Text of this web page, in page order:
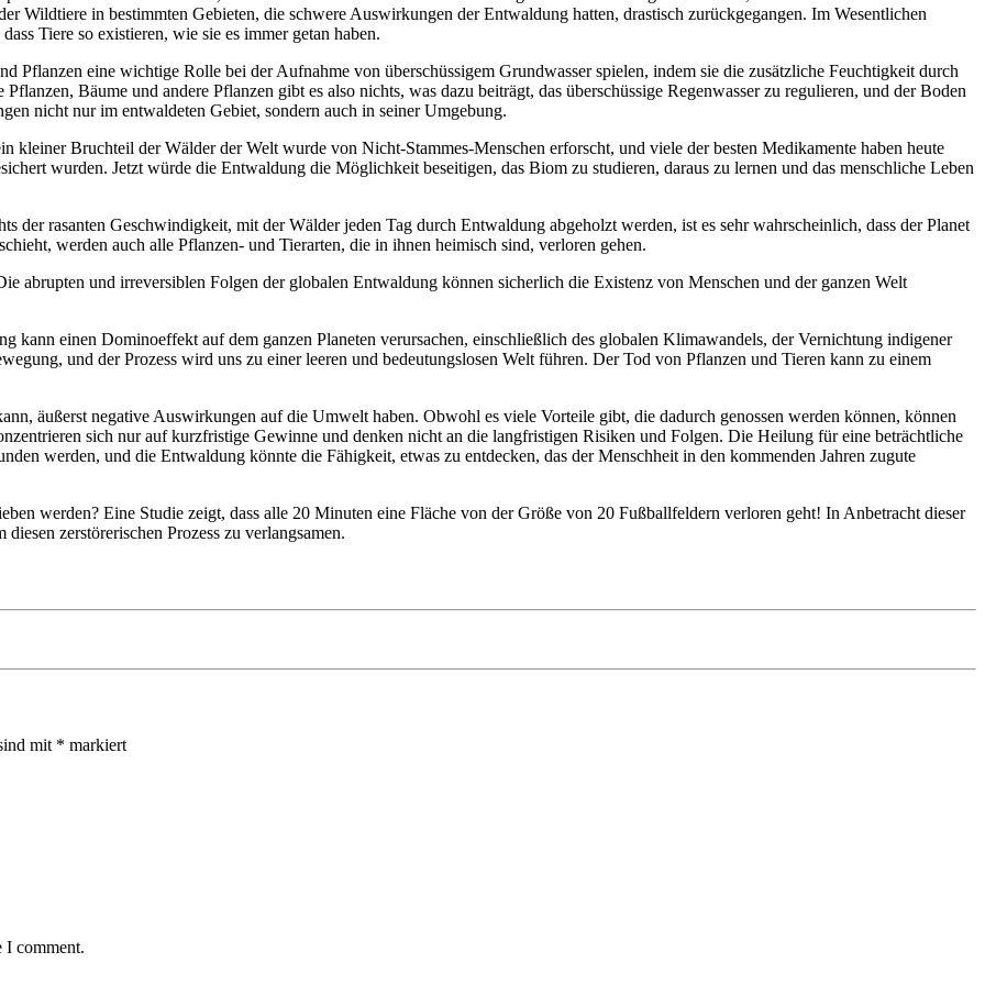
Wildtiere in bestimmten Gebieten, die schwere Auswirkungen der Entwaldung hatten, drastisch zurückgegangen. Im Wesentlichen
Tiere so existieren, wie sie es immer getan haben.
Pflanzen eine wichtige Rolle bei der Aufnahme von überschüssigem Grundwasser spielen, indem sie die zusätzliche Feuchtigkeit durch
Bäume und andere Pflanzen gibt es also nichts, was dazu beiträgt, das überschüssige Regenwasser zu regulieren, und der Boden
nicht nur im entwaldeten Gebiet, sondern auch in seiner Umgebung.
Bruchteil der Wälder der Welt wurde von Nicht-Stammes-Menschen erforscht, und viele der besten Medikamente haben heute
wurden. Jetzt würde die Entwaldung die Möglichkeit beseitigen, das Biom zu studieren, daraus zu lernen und das menschliche Leben
der rasanten Geschwindigkeit, mit der Wälder jeden Tag durch Entwaldung abgeholzt werden, ist es sehr wahrscheinlich, dass der Planet
werden auch alle Pflanzen- und Tierarten, die in ihnen heimisch sind, verloren gehen.
abrupten und irreversiblen Folgen der globalen Entwaldung können sicherlich die Existenz von Menschen und der ganzen Welt
kann einen Dominoeffekt auf dem ganzen Planeten verursachen, einschließlich des globalen Klimawandels, der Vernichtung indigener
und der Prozess wird uns zu einer leeren und bedeutungslosen Welt führen. Der Tod von Pflanzen und Tieren kann zu einem
äußerst negative Auswirkungen auf die Umwelt haben. Obwohl es viele Vorteile gibt, die dadurch genossen werden können, können
sich nur auf kurzfristige Gewinne und denken nicht an die langfristigen Risiken und Folgen. Die Heilung für eine beträchtliche
werden, und die Entwaldung könnte die Fähigkeit, etwas zu entdecken, das der Menschheit in den kommenden Jahren zugute
werden? Eine Studie zeigt, dass alle 20 Minuten eine Fläche von der Größe von 20 Fußballfeldern verloren geht! In Anbetracht dieser
zerstörerischen Prozess zu verlangsamen.
mit * markiert
I comment.